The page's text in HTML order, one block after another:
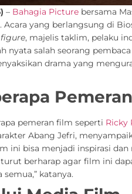
– Bahagia Picture bersama
Acara yang berlangsung di
, majelis taklim, pelaku
nyata salah seorang
drama yang
pemeran film seperti Ricky
Abang Jefri,
ini bisa menjadi inspirasi dan
berharap agar film ini
katanya.